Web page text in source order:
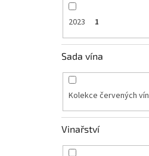
2023 1
Sada vína
Kolekce červených vín
Vinařství